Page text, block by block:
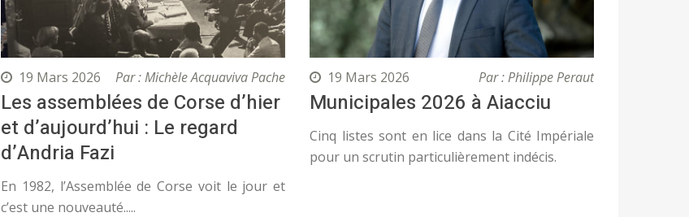
19 Mars 2026 Par : Michèle Acquaviva Pache
Les assemblées de Corse d’hier
et d’aujourd’hui : Le regard
d’Andria Fazi
En 1982, l’Assemblée de Corse voit le jour et
c’est une nouveauté.....
19 Mars 2026 Par : Philippe Peraut
Municipales 2026 à Aiacciu
Cinq listes sont en lice dans la Cité Impériale
pour un scrutin particulièrement indécis.